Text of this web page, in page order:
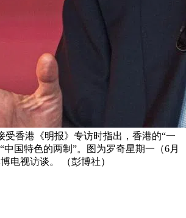
受香港《明报》专访时指出，香港的“一
中国特色的两制”。图为罗奇星期一（6月
电视访谈。 （彭博社）